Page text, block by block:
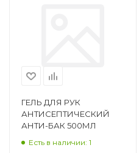
ГЕЛЬ ДЛЯ РУК
АНТИСЕПТИЧЕСКИЙ
АНТИ-БАК 500МЛ
Есть в наличии: 1